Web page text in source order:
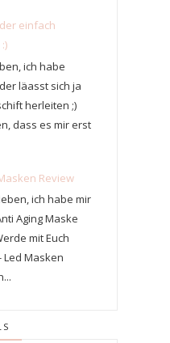
einfach
ich habe
läasst sich ja
herleiten ;)
dass es mir erst
Review
ich habe mir
Aging Maske
mit Euch
Led Masken